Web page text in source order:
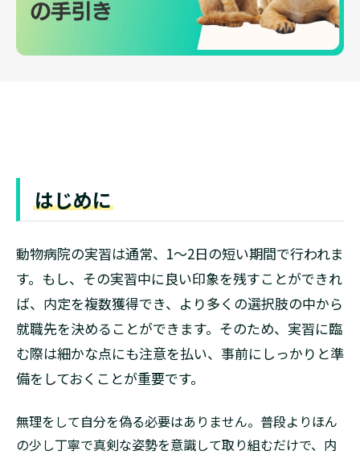
はじめに
動物病院の実習は通常、1～2日の短い期間で行われま
す。もし、その実習中に良い印象を残すことができれ
ば、内定を複数獲得でき、より多くの選択肢の中から
就職先を決めることができます。そのため、実習に臨
む際は細かな点にも注意を払い、事前にしっかりと準
備をしておくことが重要です。
無理をして自分を偽る必要はありません。普段よりほん
の少し丁寧で真剣な姿勢を意識して取り組むだけで、内